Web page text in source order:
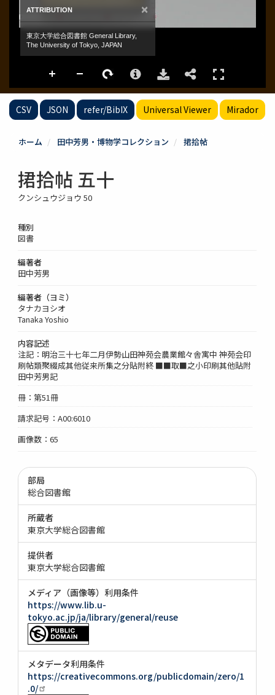
CSV JSON refer/BibIX Universal Viewer Mirador
ホーム 田中芳男・博物学コレクション 捃拾帖
捃拾帖 五十
クンシュウジョウ 50
種別
図書
編著者
田中芳男
編著者（ヨミ）
タナカヨシオ
Tanaka Yoshio
内容記述
注記：明治三十七年二月伊勢山田神苑会農業館々舎寓中 神苑会印
刷帖類聚綴成其他従来所集之分貼附終 ■■取■之小印刷其他貼附
田中芳男記
冊：第51冊
請求記号：A00:6010
画像数：65
部局
総合図書館
所蔵者
東京大学総合図書館
提供者
東京大学総合図書館
メディア（画像等）利用条件
https://www.lib.u-
tokyo.ac.jp/ja/library/general/reuse
メタデータ利用条件
https://creativecommons.org/publicdomain/zero/1
.0/